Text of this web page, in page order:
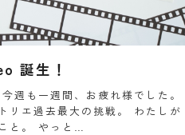
誕生！
週も一週間、お疲れ様でした。
リエ過去最大の挑戦。 わたしが
と。 やっと…